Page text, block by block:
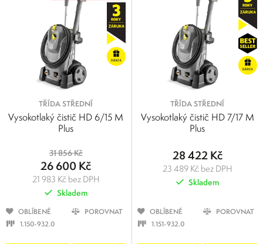
TŘÍDA STŘEDNÍ
Vysokotlaký čistič HD 6/15 M
Plus
31 856 Kč
26 600 Kč
21 983 Kč bez DPH
Skladem
OBLÍBENÉ
POROVNAT
1.150-932.0
TŘÍDA STŘEDNÍ
Vysokotlaký čistič HD 7/17 M
Plus
28 422 Kč
23 489 Kč bez DPH
Skladem
OBLÍBENÉ
POROVNAT
1.151-932.0